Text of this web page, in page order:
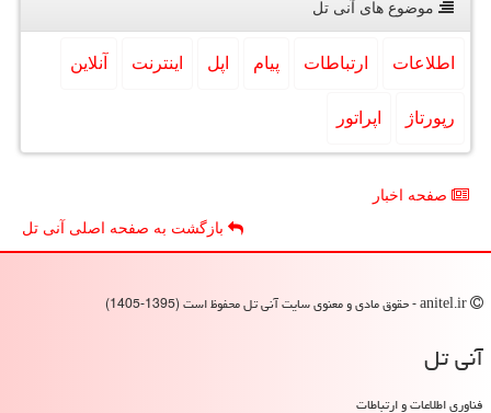
موضوع های آنی تل
اطلاعات ارتباطات پیام اپل اینترنت آنلاین
رپورتاژ اپراتور
صفحه اخبار
بازگشت به صفحه اصلی آنی تل
آنی تل
فناوری اطلاعات و ارتباطات